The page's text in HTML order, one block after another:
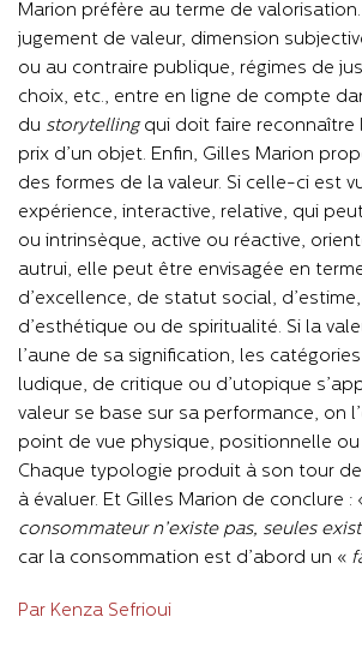
Marion préfère au terme de
jugement de valeur, dimension
ou au contraire publique, régimes de
choix, etc., entre en ligne de compte
du storytellingqui doit faire reconnaître
prix d’un objet. Enfin, Gilles Marion
des formes de la valeur. Si celle-ci est
expérience, interactive, relative, qui
ou intrinsèque, active ou réactive,
autrui, elle peut être envisagée en
d’excellence, de statut social,
d’esthétique ou de spiritualité. Si la
l’aune de sa signification, les
ludique, de critique ou d’utopique
valeur se base sur sa performance, on
point de vue physique, positionnelle ou
Chaque typologie produit à son tour
à évaluer. Et Gilles Marion de conclure :
consommateur n’existe pas, seules
car la consommation est d’abord un «
Par Kenza Sefrioui